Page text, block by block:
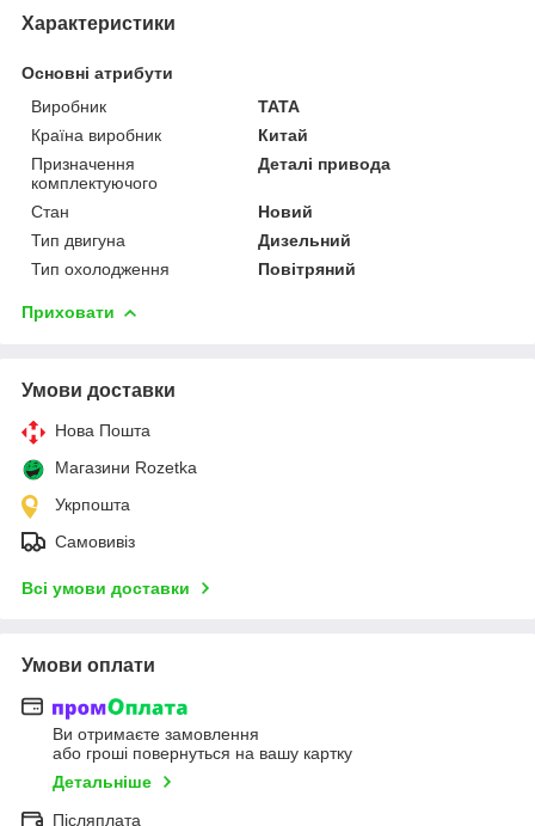
Характеристики
Основні атрибути
Виробник
TATA
Країна виробник
Китай
Призначення
комплектуючого
Деталі привода
Стан
Новий
Тип двигуна
Дизельний
Тип охолодження
Повітряний
Приховати
Умови доставки
Нова Пошта
Магазини Rozetka
Укрпошта
Самовивіз
Всі умови доставки
Умови оплати
Ви отримаєте замовлення
або гроші повернуться на вашу картку
Детальніше
Післяплата